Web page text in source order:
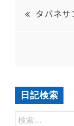
タバネ
日記検索